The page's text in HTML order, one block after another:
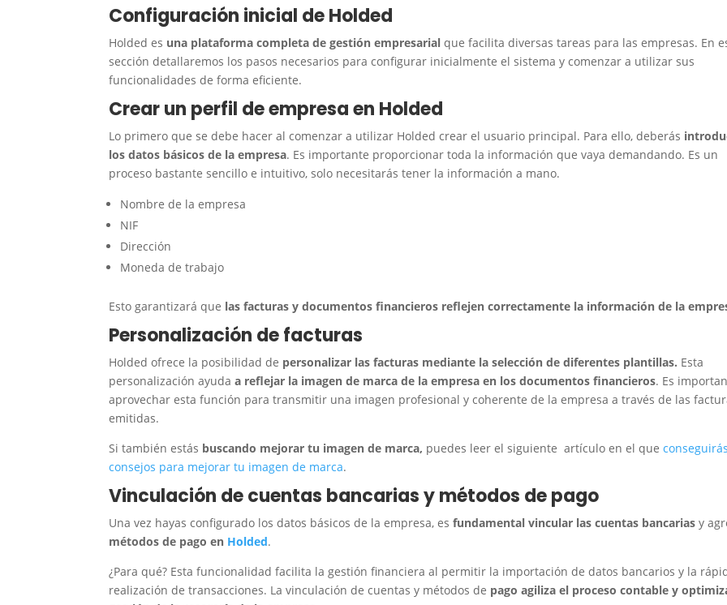
Configuración inicial deHolded
Holded es una plataforma completa de gestión empresarial que facilita diversas tareas para las empresas. En
sección detallaremos los pasos necesarios para configurar inicialmente el sistema y comenzar a utilizar sus
funcionalidades de forma eficiente.
Crear un perfil de empresa en Holded
Lo primero que se debe hacer al comenzar a utilizar Holded crear el usuario principal. Para ello, deberás
los datos básicos de la empresa. Es importante proporcionar toda la información que vaya demandando. Es un
proceso bastante sencillo e intuitivo, solo necesitarás tener la información a mano.
Nombre de la empresa
NIF
Dirección
Moneda de trabajo
Esto garantizará que las facturas y documentos financieros reflejen correctamente la información de la
Personalización de facturas
Holded ofrece la posibilidad de personalizar las facturas mediante la selección de diferentes plantillas. Esta
personalización ayudaa reflejar la imagen de marca de la empresa en los documentos financieros. Es
aprovechar esta función para transmitir una imagen profesional y coherente de la empresa a través de las
emitidas.
Si también estás buscando mejorar tu imagen de marca, puedes leer el siguiente artículo en el que
consejos para mejorar tu imagen de marca.
Vinculación de cuentas bancarias y métodos de pago
Una vez hayas configurado los datos básicos de la empresa, esfundamental vincular las cuentas bancarias y
métodos de pago en Holded.
¿Para qué? Esta funcionalidad facilita la gestión financiera al permitir la importación de datos bancarios y la
realización de transacciones. La vinculación de cuentas y métodos de pago agiliza el proceso contable y